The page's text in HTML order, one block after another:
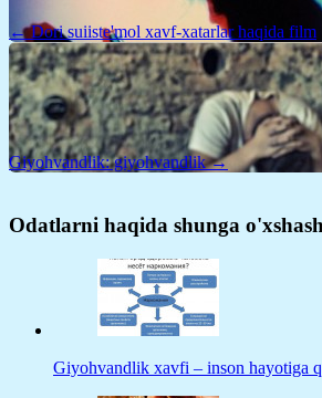
← Dori suiiste'mol xavf-xatarlar haqida film
Giyohvandlik: giyohvandlik →
Odatlarni haqida shunga
Giyohvandlik xavfi – inson hayotiga